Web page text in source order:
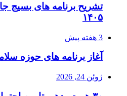
تشریح برنامه های بسیج
۱۴۰۵
3 هفته پیش
آغاز برنامه های حوزه
ژوئن 24, 2026